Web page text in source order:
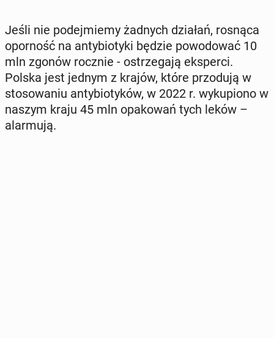
Jeśli nie po­dej­mie­my żadnych działań, rosnąca
opor­ność na an­ty­bio­ty­ki będzie po­wo­do­wać 10
mln zgonów rocznie - ostrze­ga­ją eks­per­ci.
Polska jest jednym z krajów, które przo­du­ją w
sto­so­wa­niu an­ty­bio­ty­ków, w 2022 r. wy­ku­pio­no w
naszym kraju 45 mln opa­ko­wań tych leków –
alar­mu­ją.